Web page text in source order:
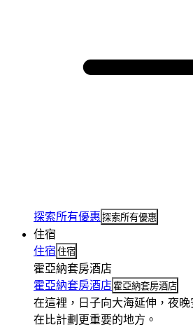
探索所有優惠 探索所有優惠
住宿
住宿 住宿
霍亞納套房酒店
霍亞納套房酒店 霍亞納套房酒店
在這裡，日子向大海延伸，夜
在比計劃更重要的地方。